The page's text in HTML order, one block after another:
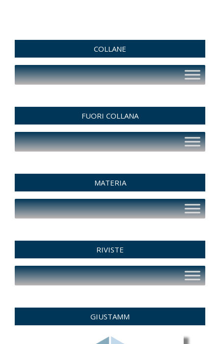
COLLANE
FUORI COLLANA
MATERIA
RIVISTE
GIUSTAMM